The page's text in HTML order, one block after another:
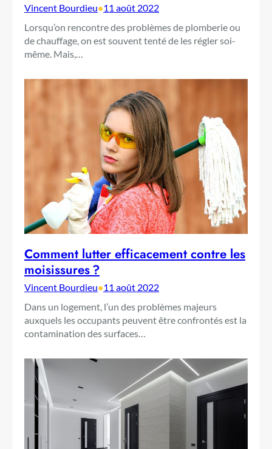
Vincent Bourdieu•11 août 2022
Lorsqu’on rencontre des problèmes de plomberie ou
de chauffage, on est souvent tenté de les régler soi-
même. Mais,…
Comment lutter efficacement contre les
moisissures ?
Vincent Bourdieu•11 août 2022
Dans un logement, l’un des problèmes majeurs
auxquels les occupants peuvent être confrontés est la
contamination des surfaces…